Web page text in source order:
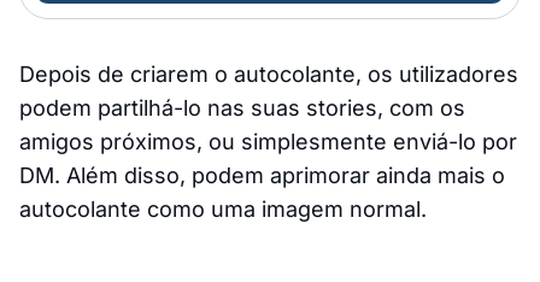
Depois de criarem o autocolante, os utilizadores
podem partilhá-lo nas suas stories, com os
amigos próximos, ou simplesmente enviá-lo por
DM. Além disso, podem aprimorar ainda mais o
autocolante como uma imagem normal.